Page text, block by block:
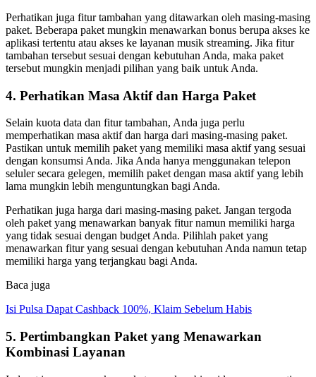
Perhatikan juga fitur tambahan yang ditawarkan oleh masing-masing
paket. Beberapa paket mungkin menawarkan bonus berupa akses ke
aplikasi tertentu atau akses ke layanan musik streaming. Jika fitur
tambahan tersebut sesuai dengan kebutuhan Anda, maka paket
tersebut mungkin menjadi pilihan yang baik untuk Anda.
4. Perhatikan Masa Aktif dan Harga Paket
Selain kuota data dan fitur tambahan, Anda juga perlu
memperhatikan masa aktif dan harga dari masing-masing paket.
Pastikan untuk memilih paket yang memiliki masa aktif yang sesuai
dengan konsumsi Anda. Jika Anda hanya menggunakan telepon
seluler secara gelegen, memilih paket dengan masa aktif yang lebih
lama mungkin lebih menguntungkan bagi Anda.
Perhatikan juga harga dari masing-masing paket. Jangan tergoda
oleh paket yang menawarkan banyak fitur namun memiliki harga
yang tidak sesuai dengan budget Anda. Pilihlah paket yang
menawarkan fitur yang sesuai dengan kebutuhan Anda namun tetap
memiliki harga yang terjangkau bagi Anda.
Baca juga
Isi Pulsa Dapat Cashback 100%, Klaim Sebelum Habis
5. Pertimbangkan Paket yang Menawarkan
Kombinasi Layanan